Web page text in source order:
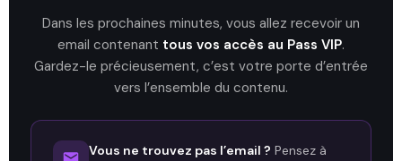
Dans les prochaines minutes, vous allez recevoir un
email contenant tous vos accès au Pass VIP.
Gardez-le précieusement, c’est votre porte d’entrée
vers l’ensemble du contenu.
Vous ne trouvez pas l’email ? Pensez à